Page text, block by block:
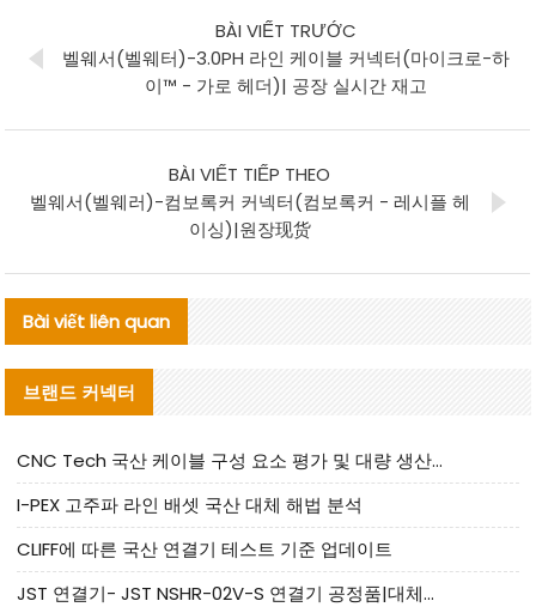
BÀI VIẾT TRƯỚC
벨웨서(벨웨터)-3.0PH 라인 케이블 커넥터(마이크로-하
이™ - 가로 헤더)| 공장 실시간 재고
BÀI VIẾT TIẾP THEO
벨웨서(벨웨러)-컴보록커 커넥터(컴보록커 - 레시플 헤
이싱)|원장现货
Bài viết liên quan
브랜드 커넥터
CNC Tech 국산 케이블 구성 요소 평가 및 대량 생산 적합성 가이드
I-PEX 고주파 라인 배셋 국산 대체 해법 분석
CLIFF에 따른 국산 연결기 테스트 기준 업데이트
JST 연결기- JST NSHR-02V-S 연결기 공정품|대체품 제공